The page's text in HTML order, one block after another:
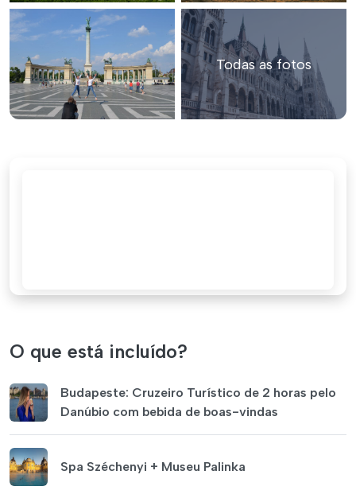
Todas as fotos
O que está incluído?
Budapeste: Cruzeiro Turístico de 2 horas pelo
Danúbio com bebida de boas-vindas
Spa Széchenyi + Museu Palinka